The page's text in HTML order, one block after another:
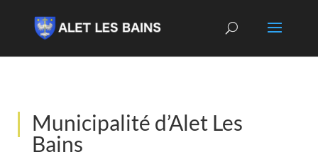
Municipalité d’Alet Les
Bains